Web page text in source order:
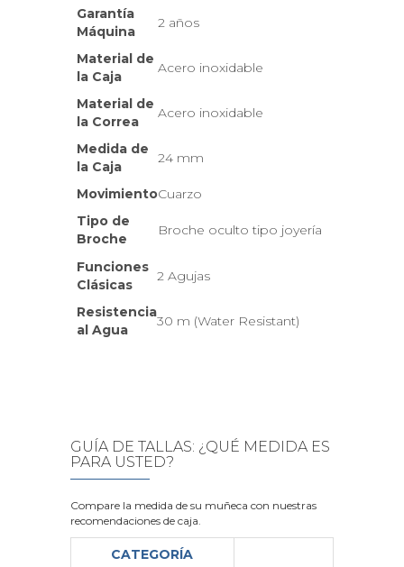
Garantía
Máquina
2 años
Material de
la Caja
Acero inoxidable
Material de
la Correa
Acero inoxidable
Medida de
la Caja
24 mm
MovimientoCuarzo
Tipo de
Broche
Broche oculto tipo joyería
Funciones
Clásicas
2 Agujas
Resistencia
al Agua
30 m (Water Resistant)
GUÍA DE TALLAS: ¿QUÉ MEDIDA ES
PARA USTED?
Compare la medida de su muñeca con nuestras
recomendaciones de caja.
CATEGORÍA